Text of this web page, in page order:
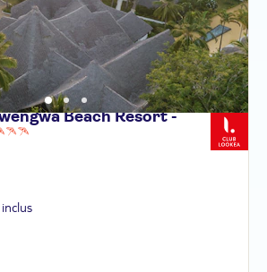
Beach Resort -